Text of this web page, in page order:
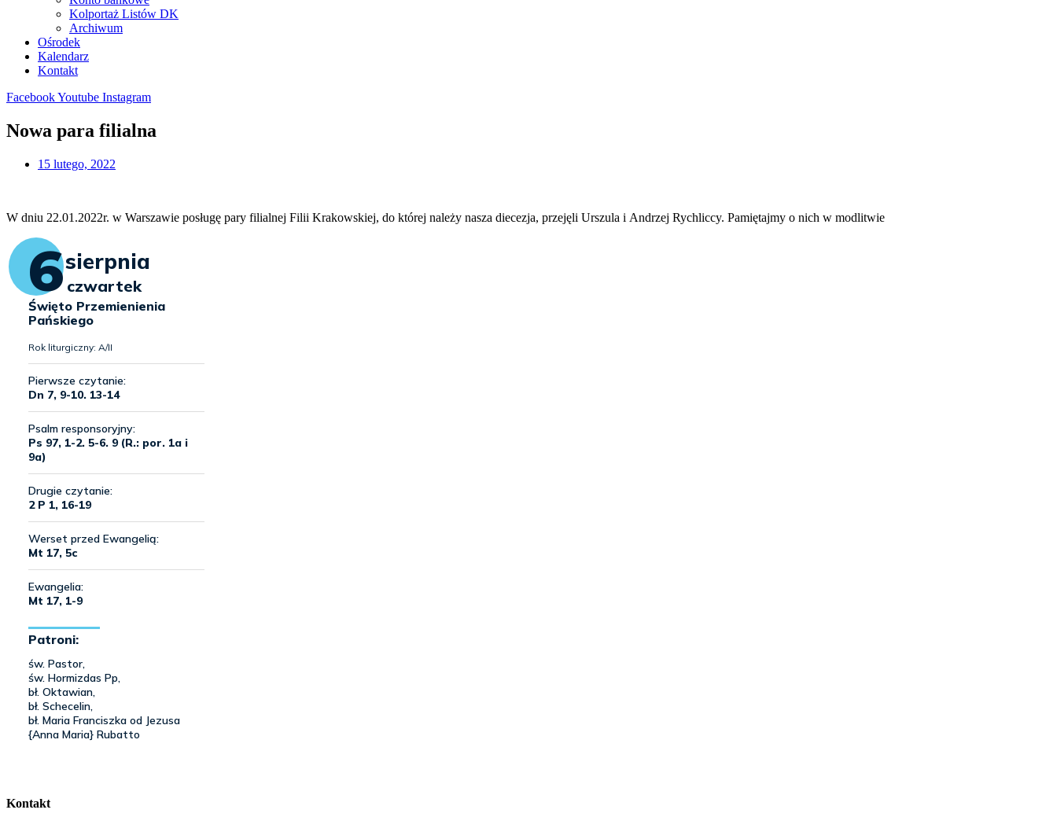
Kolportaż Listów DK
Archiwum
Ośrodek
Kalendarz
Kontakt
FacebookYoutube Instagram
Nowa para filialna
15 lutego, 2022
W dniu 22.01.2022r. w Warszawie posługę pary filialnej Filii Krakowskiej, do której należy nasza diecezja, przejęli Urszula i Andrzej Rychliccy. Pamiętajmy o nich w modlitwie
Kontakt